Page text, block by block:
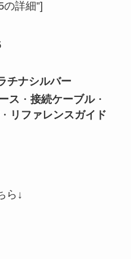
詳細”]
チナシルバー
ス ・ 接続ケーブル・
リファレンスガイド
ら↓